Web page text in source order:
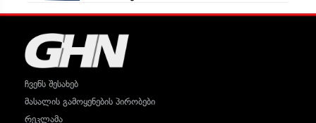
ჩვენს შესახებ
მასალის გამოყენების პირობები
რეკლამა